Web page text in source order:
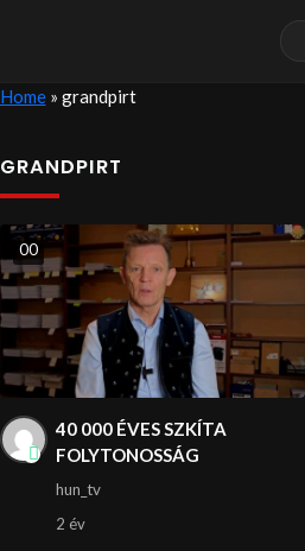
Home» grandpirt
GRANDPIRT
00
40 000 ÉVES SZKÍTA
FOLYTONOSSÁG
hun_tv
2 év